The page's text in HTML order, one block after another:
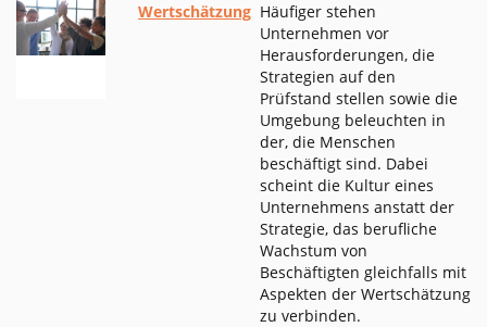
Wertschätzung Häufiger stehen
Unternehmen vor
Herausforderungen, die
Strategien auf den
Prüfstand stellen sowie die
Umgebung beleuchten in
der, die Menschen
beschäftigt sind. Dabei
scheint die Kultur eines
Unternehmens anstatt der
Strategie, das berufliche
Wachstum von
Beschäftigten gleichfalls mit
Aspekten der Wertschätzung
zu verbinden.